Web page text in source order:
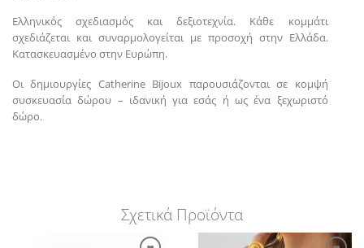
Ελληνικός σχεδιασμός και δεξιοτεχνία. Κάθε κομμάτι
σχεδιάζεται και συναρμολογείται με προσοχή στην Ελλάδα.
Κατασκευασμένο στην Ευρώπη.
Οι δημιουργίες Catherine Bijoux παρουσιάζονται σε κομψή
συσκευασία δώρου – ιδανική για εσάς ή ως ένα ξεχωριστό
δώρο.
Σχετικά Προϊόντα